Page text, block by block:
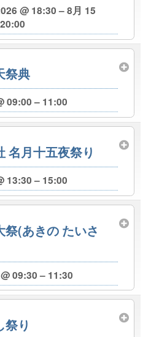
@ 18:30 – 8月 15
祭典
09:00 – 11:00
名月十五夜祭り
13:30 – 15:00
祭(あきの たいさ
09:30 – 11:30
祭り